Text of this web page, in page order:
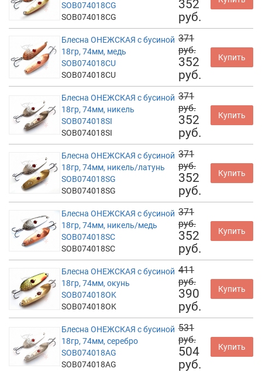
SOB074018CG
SOB074018CG
352
руб.
Блесна ОНЕЖСКАЯ с бусиной
18гр, 74мм, медь
SOB074018CU
SOB074018CU
371
руб.
352
руб.
Купить
Блесна ОНЕЖСКАЯ с бусиной
18гр, 74мм, никель
SOB074018SI
SOB074018SI
371
руб.
352
руб.
Купить
Блесна ОНЕЖСКАЯ с бусиной
18гр, 74мм, никель/латунь
SOB074018SG
SOB074018SG
371
руб.
352
руб.
Купить
Блесна ОНЕЖСКАЯ с бусиной
18гр, 74мм, никель/медь
SOB074018SC
SOB074018SC
371
руб.
352
руб.
Купить
Блесна ОНЕЖСКАЯ с бусиной
18гр, 74мм, окунь
SOB074018OK
SOB074018OK
411
руб.
390
руб.
Купить
Блесна ОНЕЖСКАЯ с бусиной
18гр, 74мм, серебро
SOB074018AG
SOB074018AG
531
руб.
504
руб.
Купить